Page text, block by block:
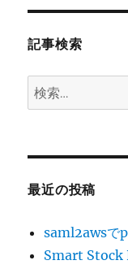
記事検索
検
索:
最近の投稿
saml2awsで
Smart Stock